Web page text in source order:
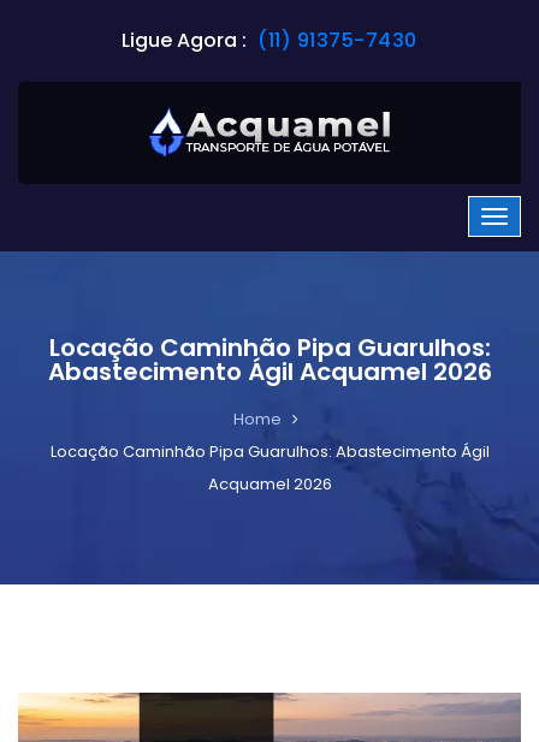
Ligue Agora : (11) 91375-7430
Locação Caminhão Pipa Guarulhos:
Abastecimento Ágil Acquamel 2026
Home
Locação Caminhão Pipa Guarulhos: Abastecimento Ágil
Acquamel 2026